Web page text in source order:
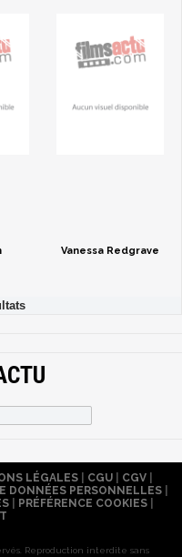
Vanessa Redgrave
LÉGALES| CGU| CGV|
DONNÉES PERSONNELLES
PRÉFÉRENCE COOKIES
Reproduction interdite sans